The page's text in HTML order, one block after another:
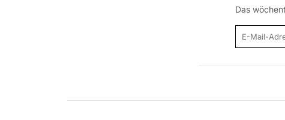
Das
E-Mail-